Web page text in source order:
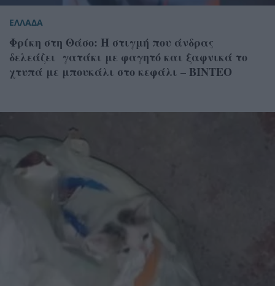
ΕΛΛΑΔΑ
Φρίκη στη Θάσο: Η στιγμή που άνδρας
δελεάζει γατάκι με φαγητό και ξαφνικά το
χτυπά με μπουκάλι στο κεφάλι – ΒΙΝΤΕΟ